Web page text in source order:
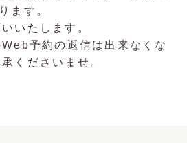
ます。
いたします。
予約の返信は出来なくな
くださいませ。